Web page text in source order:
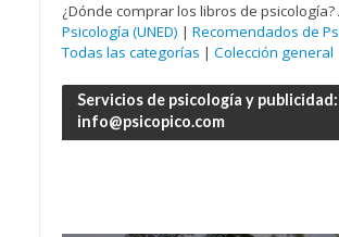
¿Dónde comprar los libros de psicología?
Psicología (UNED) | Recomendados de
Todas las categorías | Colección general
Servicios de psicología y publicidad:
info@psicopico.com